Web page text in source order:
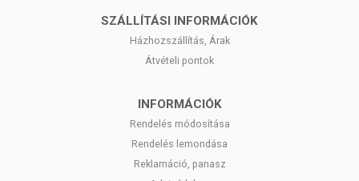
SZÁLLÍTÁSI INFORMÁCIÓK
Házhozszállítás, Árak
Átvételi pontok
INFORMÁCIÓK
Rendelés módosítása
Rendelés lemondása
Reklamáció, panasz